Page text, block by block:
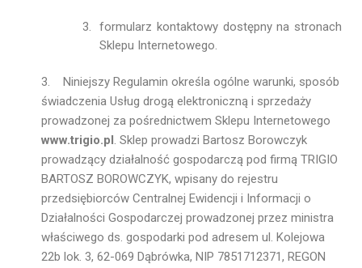
formularz kontaktowy dostępny na stronach
Sklepu Internetowego.
3. Niniejszy Regulamin określa ogólne warunki, sposób
świadczenia Usług drogą elektroniczną i sprzedaży
prowadzonej za pośrednictwem Sklepu Internetowego
www.trigio.pl. Sklep prowadzi Bartosz Borowczyk
prowadzący działalność gospodarczą pod firmą TRIGIO
BARTOSZ BOROWCZYK, wpisany do rejestru
przedsiębiorców Centralnej Ewidencji i Informacji o
Działalności Gospodarczej prowadzonej przez ministra
właściwego ds. gospodarki pod adresem ul. Kolejowa
22b lok. 3, 62-069 Dąbrówka, NIP 7851712371, REGON